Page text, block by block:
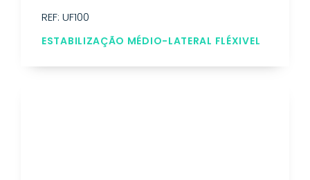
REF: UF100
ESTABILIZAÇÃO MÉDIO-LATERAL FLÉXIVEL